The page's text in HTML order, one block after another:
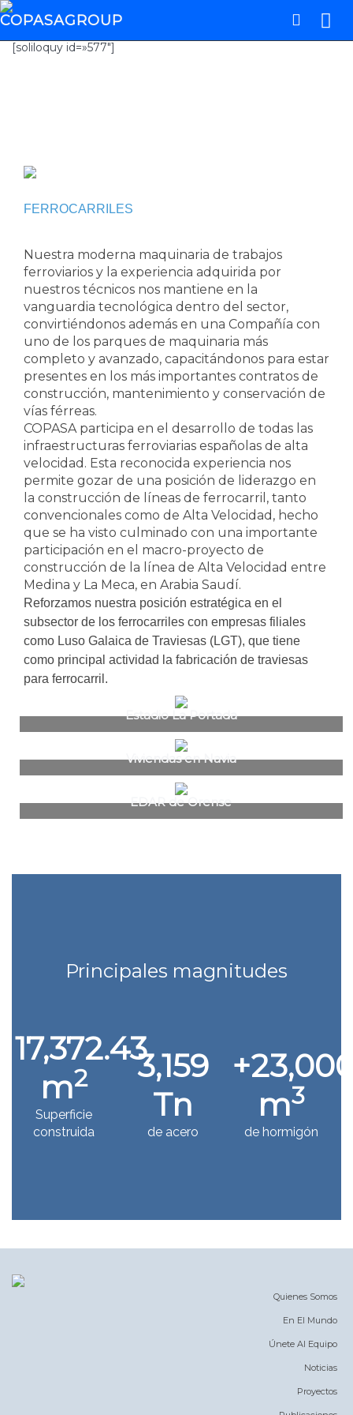
[soliloquy id=»577″]
FERROCARRILES
Nuestra moderna maquinaria de trabajos
ferroviarios y la experiencia adquirida por
nuestros técnicos nos mantiene en la
vanguardia tecnológica dentro del sector,
convirtiéndonos además en una Compañía con
uno de los parques de maquinaria más
completo y avanzado, capacitándonos para estar
presentes en los más importantes contratos de
construcción, mantenimiento y conservación de
vías férreas.
COPASA participa en el desarrollo de todas las
infraestructuras ferroviarias españolas de alta
velocidad. Esta reconocida experiencia nos
permite gozar de una posición de liderazgo en
la construcción de líneas de ferrocarril, tanto
convencionales como de Alta Velocidad, hecho
que se ha visto culminado con una importante
participación en el macro-proyecto de
construcción de la línea de Alta Velocidad entre
Medina y La Meca, en Arabia Saudí.
Reforzamos nuestra posición estratégica en el
subsector de los ferrocarriles con empresas filiales
como Luso Galaica de Traviesas (LGT), que tiene
como principal actividad la fabricación de traviesas
para ferrocarril.
Estadio La Portada
Viviendas en Navia
EDAR de Orense
Principales magnitudes
17,372.43
m2
Superficie
construida
3,159
Tn
de acero
+
m3
de hormigón
Quienes Somos
En El Mundo
Únete Al Equipo
Noticias
Proyectos